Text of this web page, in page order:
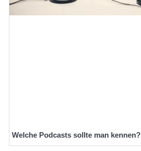
Welche Podcasts sollte man kennen?